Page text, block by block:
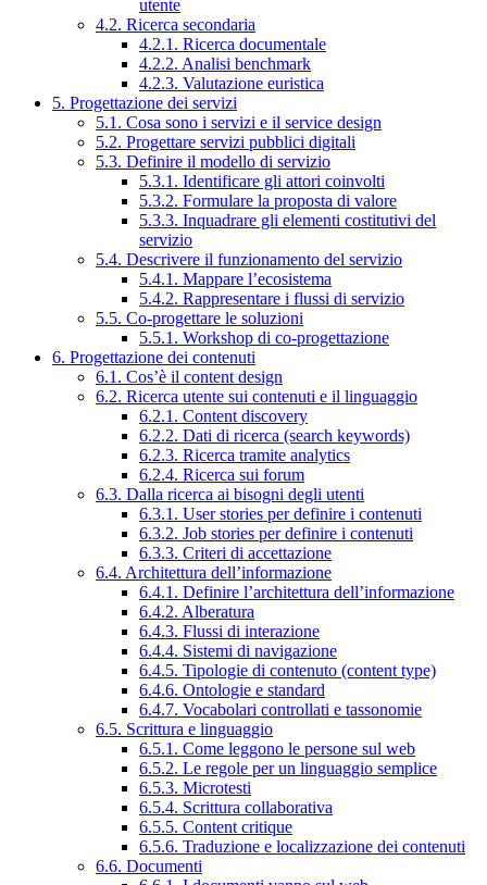
utente
4.2. Ricerca secondaria
4.2.1. Ricerca documentale
4.2.2. Analisi benchmark
4.2.3. Valutazione euristica
5. Progettazione dei servizi
5.1. Cosa sono i servizi e il service design
5.2. Progettare servizi pubblici digitali
5.3. Definire il modello di servizio
5.3.1. Identificare gli attori coinvolti
5.3.2. Formulare la proposta di valore
5.3.3. Inquadrare gli elementi costitutivi del
servizio
5.4. Descrivere il funzionamento del servizio
5.4.1. Mappare l’ecosistema
5.4.2. Rappresentare i flussi di servizio
5.5. Co-progettare le soluzioni
5.5.1. Workshop di co-progettazione
6. Progettazione dei contenuti
6.1. Cos’è il content design
6.2. Ricerca utente sui contenuti e il linguaggio
6.2.1. Content discovery
6.2.2. Dati di ricerca (search keywords)
6.2.3. Ricerca tramite analytics
6.2.4. Ricerca sui forum
6.3. Dalla ricerca ai bisogni degli utenti
6.3.1. User stories per definire i contenuti
6.3.2. Job stories per definire i contenuti
6.3.3. Criteri di accettazione
6.4. Architettura dell’informazione
6.4.1. Definire l’architettura dell’informazione
6.4.2. Alberatura
6.4.3. Flussi di interazione
6.4.4. Sistemi di navigazione
6.4.5. Tipologie di contenuto (content type)
6.4.6. Ontologie e standard
6.4.7. Vocabolari controllati e tassonomie
6.5. Scrittura e linguaggio
6.5.1. Come leggono le persone sul web
6.5.2. Le regole per un linguaggio semplice
6.5.3. Microtesti
6.5.4. Scrittura collaborativa
6.5.5. Content critique
6.5.6. Traduzione e localizzazione dei contenuti
6.6. Documenti